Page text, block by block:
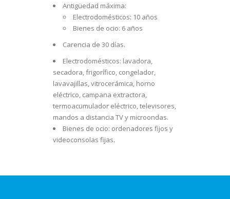
Antigüedad máxima:
Electrodomésticos: 10 años
Bienes de ocio: 6 años
Carencia de 30 días.
Electrodomésticos: lavadora,
secadora, frigorífico, congelador,
lavavajillas, vitrocerámica, horno
eléctrico, campana extractora,
termoacumulador eléctrico, televisores,
mandos a distancia TV y microondas.
Bienes de ocio: ordenadores fijos y
videoconsolas fijas.